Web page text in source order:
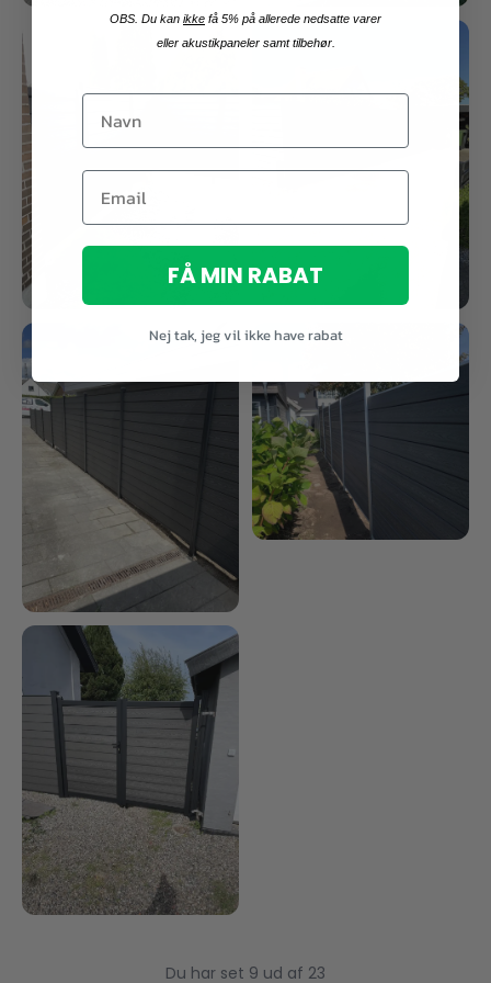
Du har set 9 ud af 23
OBS. Du kan ikke få 5% på allerede nedsatte varer
eller akustikpaneler samt tilbehør.
FÅ MIN RABAT
Nej tak, jeg vil ikke have rabat